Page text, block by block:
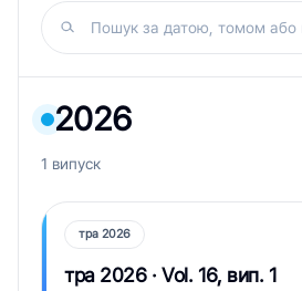
Пошук за датою, томом або
2026
1 випуск
тра 2026
тра 2026 · Vol. 16, вип. 1